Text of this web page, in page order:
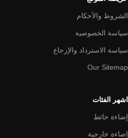
الشروط والأحكام
سياسة الخصوصية
سياسة الاسترداد والإرجاع
Our Sitemap
اشهر الفئات
إضاءة حائط
إضاءة خارجية